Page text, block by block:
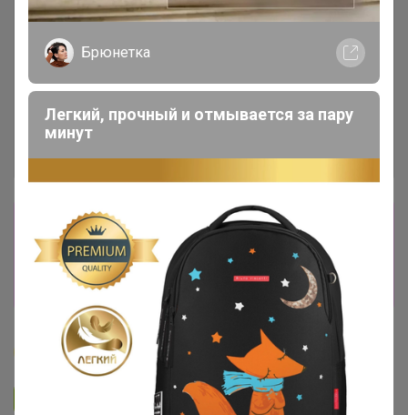
Сбор заказов в данной закупке
завершен
Перейти к текущей закупке
Бонифаций
Подписаться на закупку 1.5K
Брюнетка
Легкий, прочный и отмывается за пару
минут